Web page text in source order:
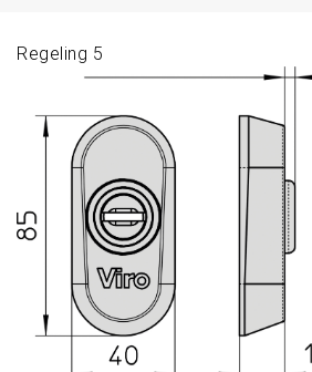
Regeling 5